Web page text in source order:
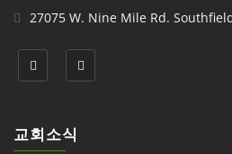
27075 W. Nine Mile Rd.
교회소식